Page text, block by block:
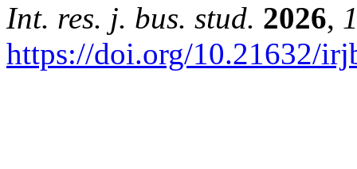
Int. res. j. bus. stud. 2026,
https://doi.org/10.21632/